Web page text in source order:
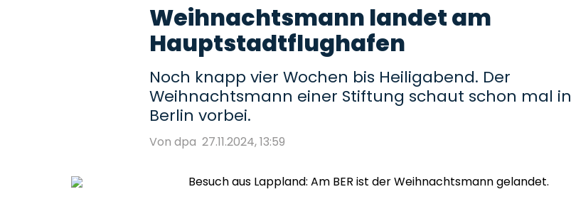
Weihnachtsmann landet am
Hauptstadtflughafen
Noch knapp vier Wochen bis Heiligabend. Der
Weihnachtsmann einer Stiftung schaut schon mal in
Berlin vorbei.
Von dpa 27.11.2024, 13:59